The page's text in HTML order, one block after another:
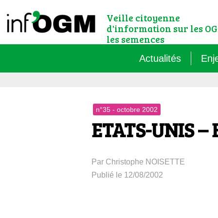
Veille citoyenne
d'information sur les
les semences
Actualités
n°35 - octobre 2002
ETATS-UNIS
Par Christophe NOISETTE
Publié le 12/08/2002